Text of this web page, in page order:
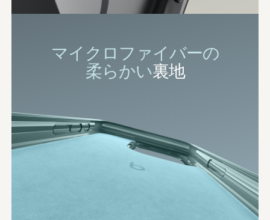
マイクロファイバーの
柔らかい​​裏地